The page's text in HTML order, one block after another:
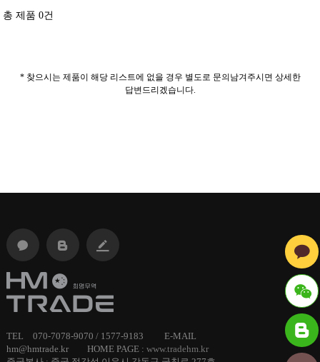
ID :
총 제품 0건
* 찾으시는 제품이 해당 리스트에 없을 경우 별도로 문의남겨주시면 상세한
답변드리겠습니다.
TEL 070-7078-9070 / 1577-9183 E-MAIL
hm@hmtrade.kr HOME PAGE : www.tradehm.kr